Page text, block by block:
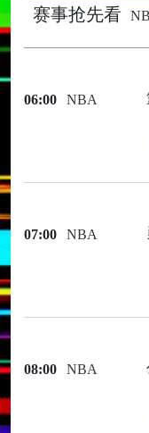
赛事抢先看
06:00 NBA
07:00 NBA
08:00 NBA